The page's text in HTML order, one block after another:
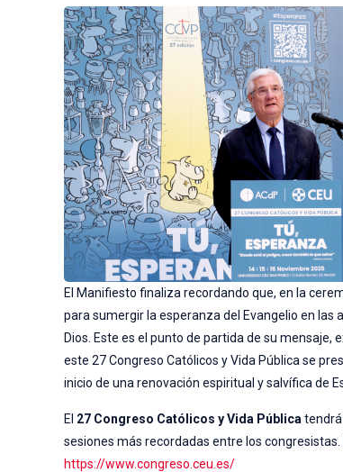
El Manifiesto finaliza recordando que, en la
para sumergir la esperanza del Evangelio en las
Dios. Este es el punto de partida de su
este 27 Congreso Católicos y Vida Pública se
inicio de una renovación espiritual y salvífica de
El 27 Congreso Católicos y Vida Pública
sesiones más recordadas entre los
https://www.congreso.ceu.es/